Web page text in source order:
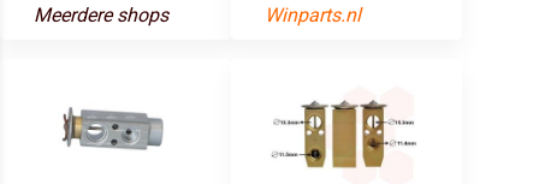
Meerdere shops Winparts.nl